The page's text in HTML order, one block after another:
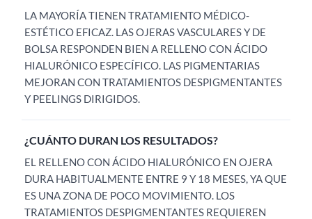
LA MAYORÍA TIENEN TRATAMIENTO MÉDICO-
ESTÉTICO EFICAZ. LAS OJERAS VASCULARES Y DE
BOLSA RESPONDEN BIEN A RELLENO CON ÁCIDO
HIALURÓNICO ESPECÍFICO. LAS PIGMENTARIAS
MEJORAN CON TRATAMIENTOS DESPIGMENTANTES
Y PEELINGS DIRIGIDOS.
¿CUÁNTO DURAN LOS RESULTADOS?
EL RELLENO CON ÁCIDO HIALURÓNICO EN OJERA
DURA HABITUALMENTE ENTRE 9 Y 18 MESES, YA QUE
ES UNA ZONA DE POCO MOVIMIENTO. LOS
TRATAMIENTOS DESPIGMENTANTES REQUIEREN